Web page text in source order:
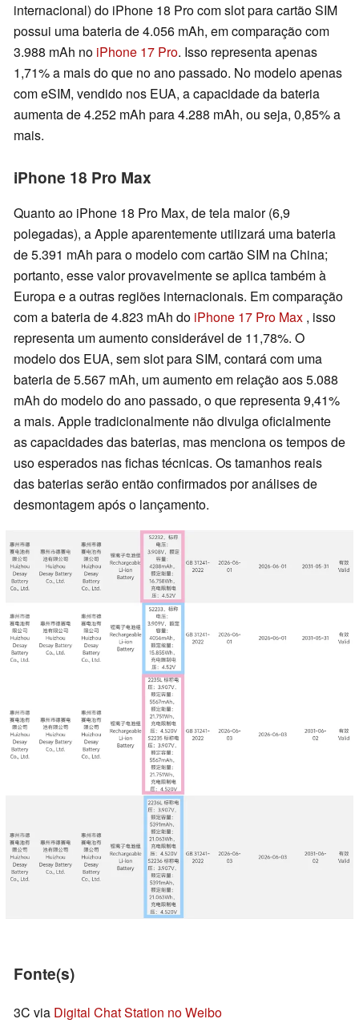
internacional) do iPhone 18 Pro com slot para cartão SIM
possui uma bateria de 4.056 mAh, em comparação com
3.988 mAh no iPhone 17 Pro. Isso representa apenas
1,71% a mais do que no ano passado. No modelo apenas
com eSIM, vendido nos EUA, a capacidade da bateria
aumenta de 4.252 mAh para 4.288 mAh, ou seja, 0,85% a
mais.
iPhone 18 Pro Max
Quanto ao iPhone 18 Pro Max, de tela maior (6,9
polegadas), a Apple aparentemente utilizará uma bateria
de 5.391 mAh para o modelo com cartão SIM na China;
portanto, esse valor provavelmente se aplica também à
Europa e a outras regiões internacionais. Em comparação
com a bateria de 4.823 mAh do iPhone 17 Pro Max , isso
representa um aumento considerável de 11,78%. O
modelo dos EUA, sem slot para SIM, contará com uma
bateria de 5.567 mAh, um aumento em relação aos 5.088
mAh do modelo do ano passado, o que representa 9,41%
a mais. Apple tradicionalmente não divulga oficialmente
as capacidades das baterias, mas menciona os tempos de
uso esperados nas fichas técnicas. Os tamanhos reais
das baterias serão então confirmados por análises de
desmontagem após o lançamento.
Fonte(s)
3C via Digital Chat Station no Weibo